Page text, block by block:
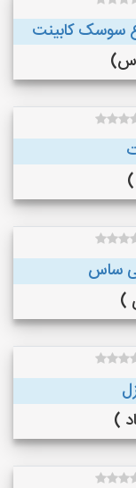
سوسک کابینت
ساس